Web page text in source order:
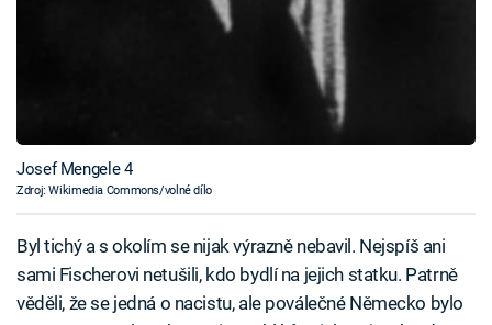
Josef Mengele 4
Zdroj: Wikimedia Commons/volné dílo
Byl tichý a s okolím se nijak výrazně nebavil. Nejspíš ani
sami Fischerovi netušili, kdo bydlí na jejich statku. Patrně
věděli, že se jedná o nacistu, ale poválečné Německo bylo